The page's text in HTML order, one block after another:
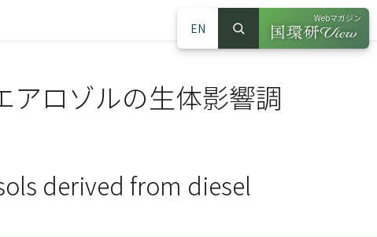
EN
サイト内検索
検索
Webマガジン
（別ウインドウ
アロゾルの生体影響調
derived from diesel